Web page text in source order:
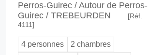
Perros-Guirec / Autour de Perros-
Guirec / TREBEURDEN
[Réf.
4111]
4 personnes
2 chambres